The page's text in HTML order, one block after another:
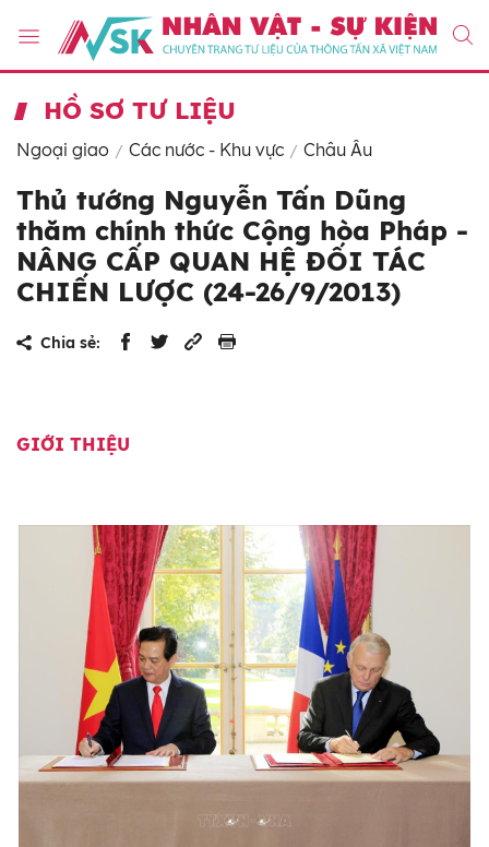
HỒ SƠ TƯ LIỆU
Ngoại giao Các nước - Khu vực Châu Âu
Thủ tướng Nguyễn Tấn Dũng
thăm chính thức Cộng hòa Pháp -
NÂNG CẤP QUAN HỆ ĐỐI TÁC
CHIẾN LƯỢC (24-26/9/2013)
Chia sẻ:
GIỚI THIỆU